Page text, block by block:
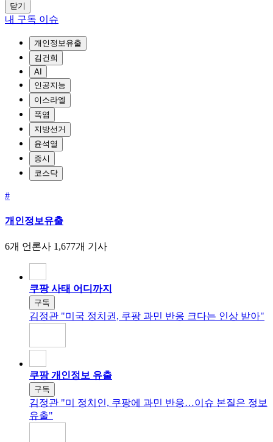
닫기
내 구독 이슈
개인정보유출
김건희
AI
인공지능
이스라엘
폭염
지방선거
윤석열
증시
코스닥
#
개인정보유출
6개 언론사 1,677개 기사
쿠팡 사태 어디까지
구독
김정관 "미국 정치권, 쿠팡 과민 반응 크다는 인상 받아"
쿠팡 개인정보 유출
구독
김정관 "미 정치인, 쿠팡에 과민 반응…이슈 본질은 정보
유출"